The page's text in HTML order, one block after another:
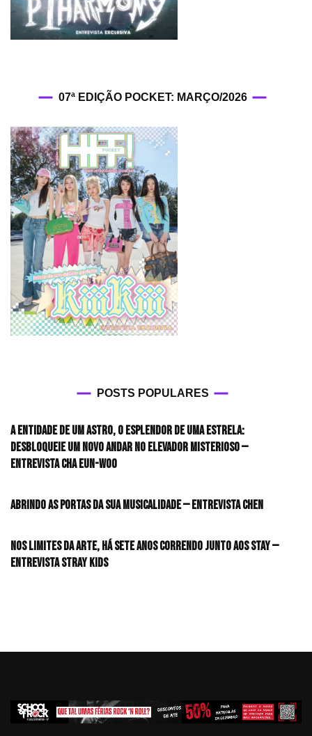
07ª EDIÇÃO POCKET: MARÇO/2026
POSTS POPULARES
A entidade de um astro, o esplendor de uma estrela:
desbloqueie um novo andar no elevador misterioso —
Entrevista CHA EUN-WOO
Abrindo as portas da sua musicalidade — Entrevista CHEN
Nos limites da arte, há sete anos correndo junto aos STAY —
Entrevista Stray Kids